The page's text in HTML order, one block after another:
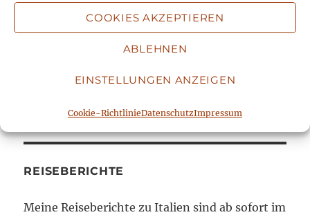
COOKIES AKZEPTIEREN
ABLEHNEN
EINSTELLUNGEN ANZEIGEN
Cookie-RichtlinieDatenschutzImpressum
der Anmeldung, dem Versand, der statistischen
Auswertung und Abbestellmöglichkeiten
Datenschutz. Mit der Absendung
Deiner Anmeldung stimmst Du diesen
REISEBERICHTE
Meine Reiseberichte zu Italien sind ab sofort im